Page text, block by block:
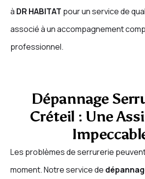
à DR HABITAT pour un service de
associé à un accompagnement
professionnel.
Dépannage
Créteil : Une
Les problèmes de serrurerie
moment. Notre service de